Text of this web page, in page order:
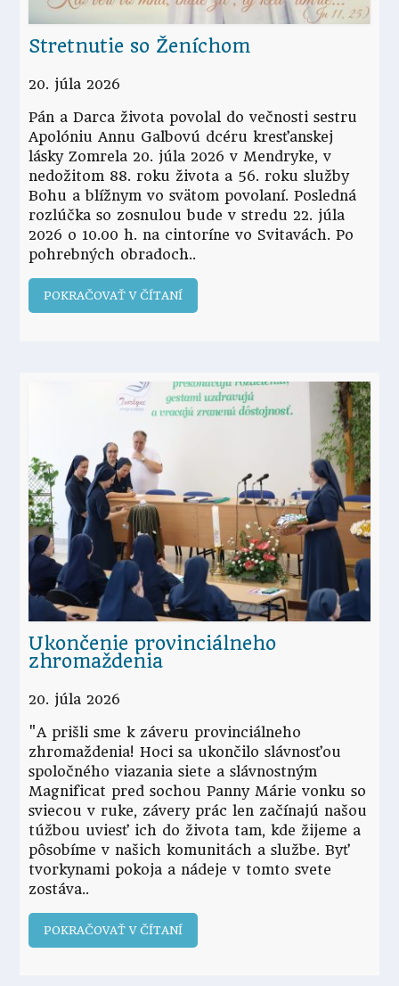
Stretnutie so Ženíchom
20. júla 2026
Pán a Darca života povolal do večnosti sestru
Apolóniu Annu Galbovú dcéru kresťanskej
lásky Zomrela 20. júla 2026 v Mendryke, v
nedožitom 88. roku života a 56. roku služby
Bohu a blížnym vo svätom povolaní. Posledná
rozlúčka so zosnulou bude v stredu 22. júla
2026 o 10.00 h. na cintoríne vo Svitavách. Po
pohrebných obradoch
POKRAČOVAŤ V ČÍTANÍ
Ukončenie provinciálneho
zhromaždenia
20. júla 2026
"A prišli sme k záveru provinciálneho
zhromaždenia! Hoci sa ukončilo slávnosťou
spoločného viazania siete a slávnostným
Magnificat pred sochou Panny Márie vonku so
sviecou v ruke, závery prác len začínajú našou
túžbou uviesť ich do života tam, kde žijeme a
pôsobíme v našich komunitách a službe. Byť
tvorkynami pokoja a nádeje v tomto svete
zostáva
POKRAČOVAŤ V ČÍTANÍ